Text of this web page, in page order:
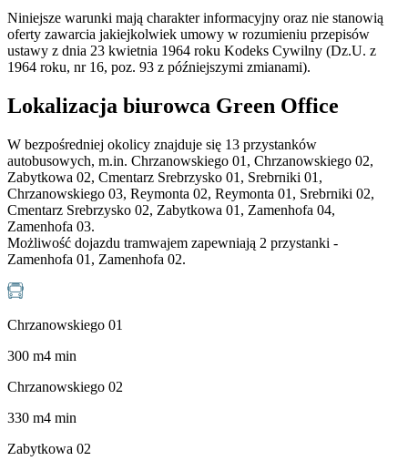
Niniejsze warunki mają charakter informacyjny oraz nie stanowią
oferty zawarcia jakiejkolwiek umowy w rozumieniu przepisów
ustawy z dnia 23 kwietnia 1964 roku Kodeks Cywilny (Dz.U. z
1964 roku, nr 16, poz. 93 z późniejszymi zmianami).
Lokalizacja biurowca Green Office
W bezpośredniej okolicy znajduje się 13 przystanków
autobusowych, m.in. Chrzanowskiego 01, Chrzanowskiego 02,
Zabytkowa 02, Cmentarz Srebrzysko 01, Srebrniki 01,
Chrzanowskiego 03, Reymonta 02, Reymonta 01, Srebrniki 02,
Cmentarz Srebrzysko 02, Zabytkowa 01, Zamenhofa 04,
Zamenhofa 03.
Możliwość dojazdu tramwajem zapewniają 2 przystanki -
Zamenhofa 01, Zamenhofa 02.
Chrzanowskiego 01
300 m4 min
Chrzanowskiego 02
330 m4 min
Zabytkowa 02